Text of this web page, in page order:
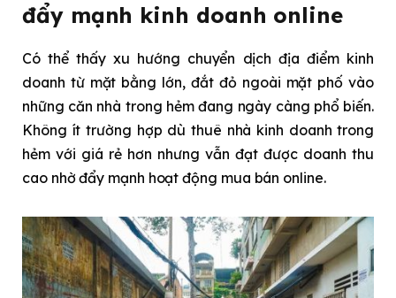
đẩy mạnh kinh doanh online
Có thể thấy xu hướng chuyển dịch địa điểm kinh
doanh từ mặt bằng lớn, đắt đỏ ngoài mặt phố vào
những căn nhà trong hẻm đang ngày càng phổ biến.
Không ít trường hợp dù thuê nhà kinh doanh trong
hẻm với giá rẻ hơn nhưng vẫn đạt được doanh thu
cao nhờ đẩy mạnh hoạt động mua bán online.